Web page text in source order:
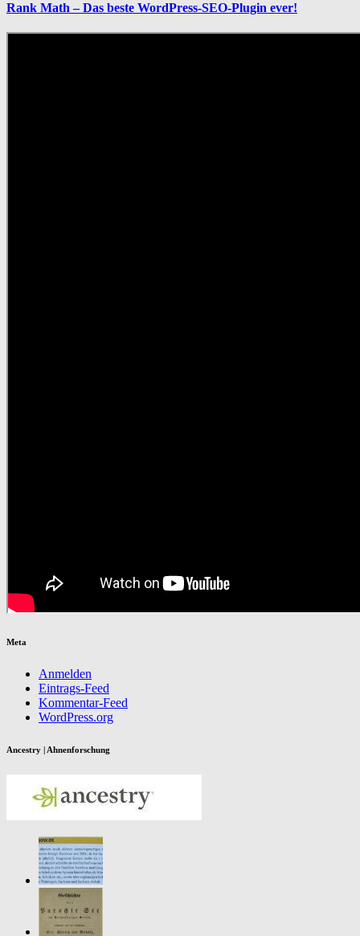
Rank Math – Das beste WordPress-SEO-Plugin ever!
Meta
Anmelden
Eintrags-Feed
Kommentar-Feed
WordPress.org
Ancestry | Ahnenforschung